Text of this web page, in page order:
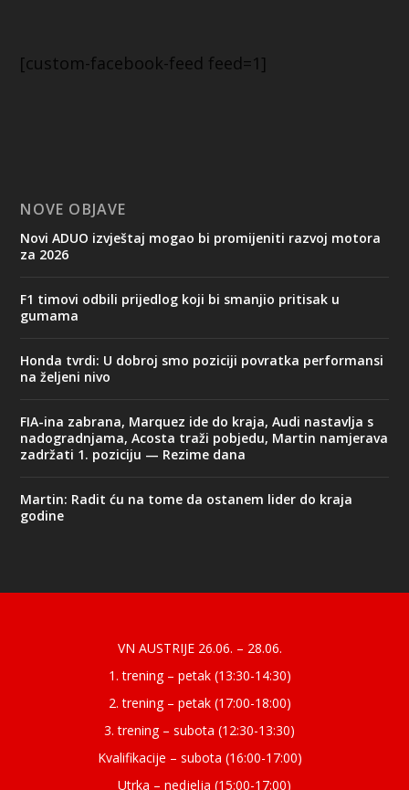
[custom-facebook-feed feed=1]
NOVE OBJAVE
Novi ADUO izvještaj mogao bi promijeniti razvoj motora
za 2026
F1 timovi odbili prijedlog koji bi smanjio pritisak u
gumama
Honda tvrdi: U dobroj smo poziciji povratka performansi
na željeni nivo
FIA-ina zabrana, Marquez ide do kraja, Audi nastavlja s
nadogradnjama, Acosta traži pobjedu, Martin namjerava
zadržati 1. poziciju — Rezime dana
Martin: Radit ću na tome da ostanem lider do kraja
godine
VN AUSTRIJE 26.06. – 28.06.
1. trening – petak (13:30-14:30)
2. trening – petak (17:00-18:00)
3. trening – subota (12:30-13:30)
Kvalifikacije – subota (16:00-17:00)
Utrka – nedjelja (15:00-17:00)